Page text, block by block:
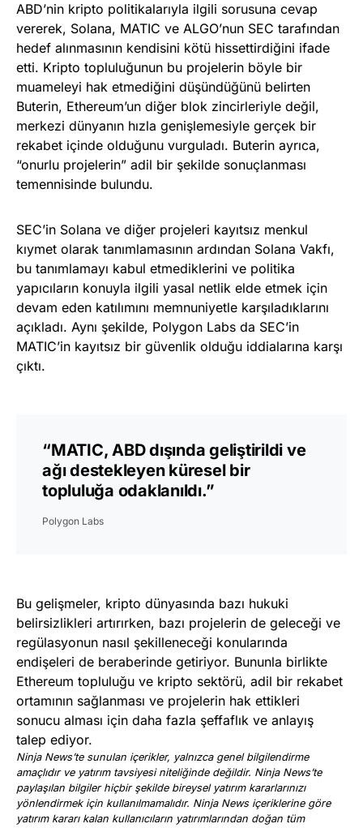
ABD’nin kripto politikalarıyla ilgili sorusuna cevap
vererek, Solana, MATIC ve ALGO’nun SEC tarafından
hedef alınmasının kendisini kötü hissettirdiğini ifade
etti. Kripto topluluğunun bu projelerin böyle bir
muameleyi hak etmediğini düşündüğünü belirten
Buterin, Ethereum’un diğer blok zincirleriyle değil,
merkezi dünyanın hızla genişlemesiyle gerçek bir
rekabet içinde olduğunu vurguladı. Buterin ayrıca,
“onurlu projelerin” adil bir şekilde sonuçlanması
temennisinde bulundu.
SEC’in Solana ve diğer projeleri kayıtsız menkul
kıymet olarak tanımlamasının ardından Solana Vakfı,
bu tanımlamayı kabul etmediklerini ve politika
yapıcıların konuyla ilgili yasal netlik elde etmek için
devam eden katılımını memnuniyetle karşıladıklarını
açıkladı. Aynı şekilde, Polygon Labs da SEC’in
MATIC’in kayıtsız bir güvenlik olduğu iddialarına karşı
çıktı.
“MATIC, ABD dışında geliştirildi ve
ağı destekleyen küresel bir
topluluğa odaklanıldı.”
Polygon Labs
Bu gelişmeler, kripto dünyasında bazı hukuki
belirsizlikleri artırırken, bazı projelerin de geleceği ve
regülasyonun nasıl şekilleneceği konularında
endişeleri de beraberinde getiriyor. Bununla birlikte
Ethereum topluluğu ve kripto sektörü, adil bir rekabet
ortamının sağlanması ve projelerin hak ettikleri
sonucu alması için daha fazla şeffaflık ve anlayış
talep ediyor.
Ninja News’te sunulan içerikler, yalnızca genel bilgilendirme
amaçlıdır ve yatırım tavsiyesi niteliğinde değildir. Ninja News’te
paylaşılan bilgiler hiçbir şekilde bireysel yatırım kararlarınızı
yönlendirmek için kullanılmamalıdır. Ninja News içeriklerine göre
yatırım kararı kalan kullanıcıların yatırımlarından doğan tüm